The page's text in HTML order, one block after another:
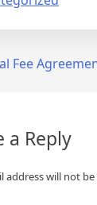
Fee
a Reply
address will not